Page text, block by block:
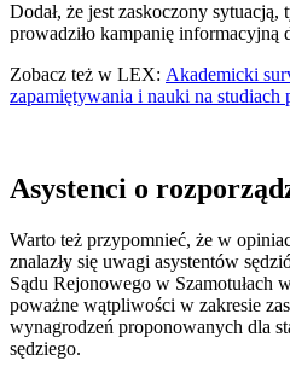
Dodał, że jest zaskoczony
prowadziło kampanię informacyjną
Zobacz też w LEX: Akademicki
zapamiętywania i nauki na studiach
Asystenci o
Warto też przypomnieć, że w
znalazły się uwagi asystentów
Sądu Rejonowego w Szamotułach
poważne wątpliwości w zakresie
wynagrodzeń proponowanych dla
sędziego.